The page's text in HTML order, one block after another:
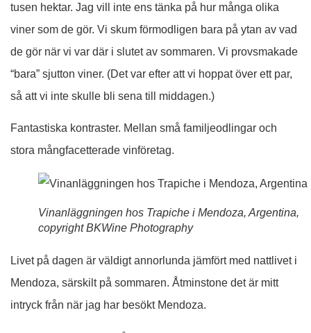
tusen hektar. Jag vill inte ens tänka på hur många olika
viner som de gör. Vi skum förmodligen bara på ytan av vad
de gör när vi var där i slutet av sommaren. Vi provsmakade
“bara” sjutton viner. (Det var efter att vi hoppat över ett par,
så att vi inte skulle bli sena till middagen.)
Fantastiska kontraster. Mellan små familjeodlingar och
stora mångfacetterade vinföretag.
Vinanläggningen hos Trapiche i Mendoza, Argentina,
copyright BKWine Photography
Livet på dagen är väldigt annorlunda jämfört med nattlivet i
Mendoza, särskilt på sommaren. Åtminstone det är mitt
intryck från när jag har besökt Mendoza.